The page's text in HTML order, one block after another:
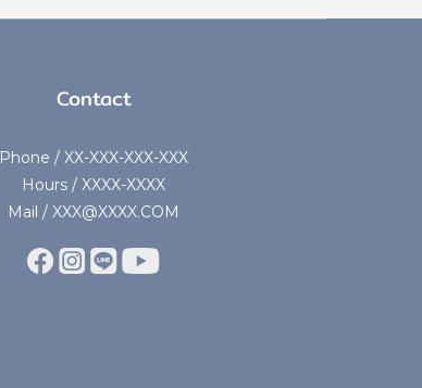
Contact
Phone / XX-XXX-XXX-XXX
Hours / XXXX-XXXX
Mail / XXX@XXXX.COM